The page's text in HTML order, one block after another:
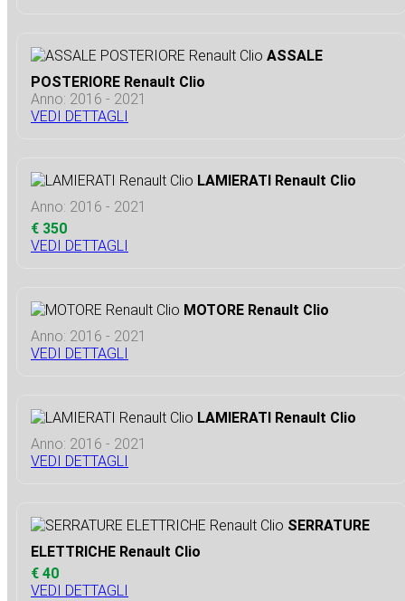
ASSALE
POSTERIORE Renault Clio
Anno: 2016 - 2021
VEDI DETTAGLI
LAMIERATI Renault Clio
Anno: 2016 - 2021
€ 350
VEDI DETTAGLI
MOTORE Renault Clio
Anno: 2016 - 2021
VEDI DETTAGLI
LAMIERATI Renault Clio
Anno: 2016 - 2021
VEDI DETTAGLI
SERRATURE
ELETTRICHE Renault Clio
€ 40
VEDI DETTAGLI